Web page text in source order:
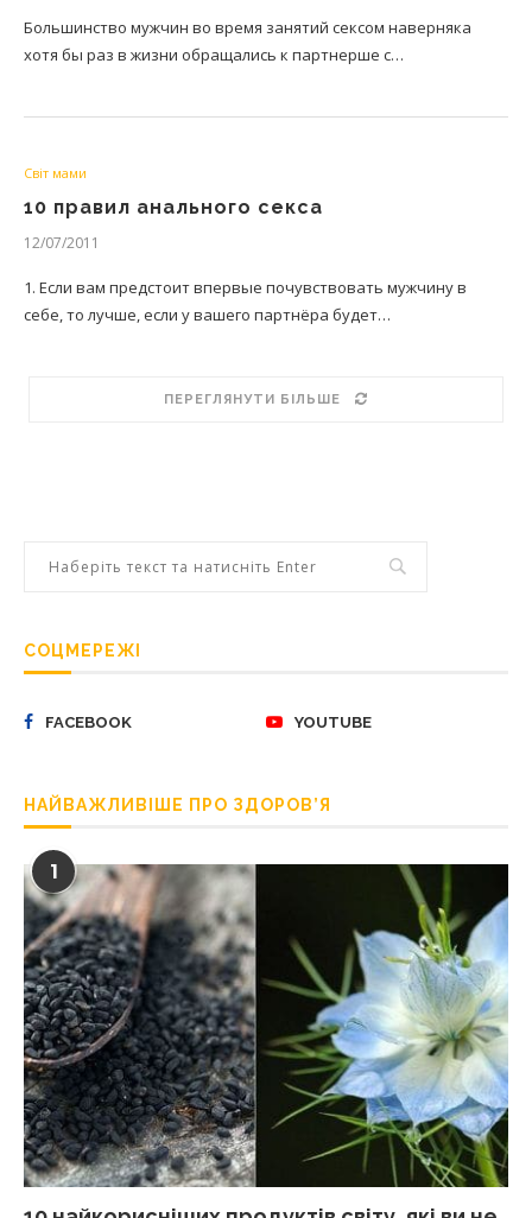
Большинство мужчин во время занятий сексом наверняка
хотя бы раз в жизни обращались к партнерше с…
Світ мами
10 правил анального секса
12/07/2011
1. Если вам предстоит впервые почувствовать мужчину в
себе, то лучше, если у вашего партнёра будет…
ПЕРЕГЛЯНУТИ БІЛЬШЕ
СОЦМЕРЕЖІ
FACEBOOK YOUTUBE
НАЙВАЖЛИВІШЕ ПРО ЗДОРОВ’Я
1